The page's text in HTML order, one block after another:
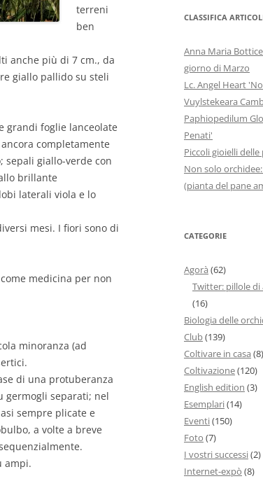
terreni
ben
anche più di 7 cm., da
giallo pallido su steli
grandi foglie lanceolate
completamente
sepali giallo-verde con
brillante
laterali viola e lo
mesi. I fiori sono di
medicina per non
minoranza (ad
di una protuberanza
germogli separati; nel
sempre plicate e
a volte a breve
ampi.
CLASSIFICA
Anna Maria
giorno di Marzo
Lc. Angel Heart
Vuylstekeara
Paphiopedilum
Penati'
Piccoli gioielli
Non solo
(pianta del pane
CATEGORIE
Agorà (62)
Twitter: pillole
(16)
Biologia delle
Club(139)
Coltivare in casa (8)
Coltivazione(120)
English edition (3)
Esemplari(14)
Eventi(150)
Foto (7)
I vostri successi(2)
Internet-expò (8)